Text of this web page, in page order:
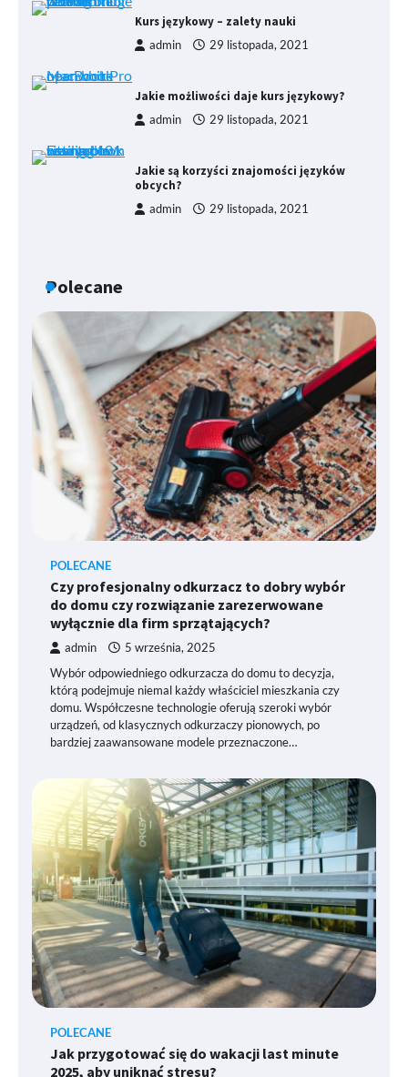
Kurs językowy – zalety nauki
admin 29 listopada, 2021
Jakie możliwości daje kurs językowy?
admin 29 listopada, 2021
Jakie są korzyści znajomości języków
obcych?
admin 29 listopada, 2021
Polecane
POLECANE
Czy profesjonalny odkurzacz to dobry wybór
do domu czy rozwiązanie zarezerwowane
wyłącznie dla firm sprzątających?
admin 5 września, 2025
Wybór odpowiedniego odkurzacza do domu to decyzja,
którą podejmuje niemal każdy właściciel mieszkania czy
domu. Współczesne technologie oferują szeroki wybór
urządzeń, od klasycznych odkurzaczy pionowych, po
bardziej zaawansowane modele przeznaczone…
POLECANE
Jak przygotować się do wakacji last minute
2025, aby uniknąć stresu?